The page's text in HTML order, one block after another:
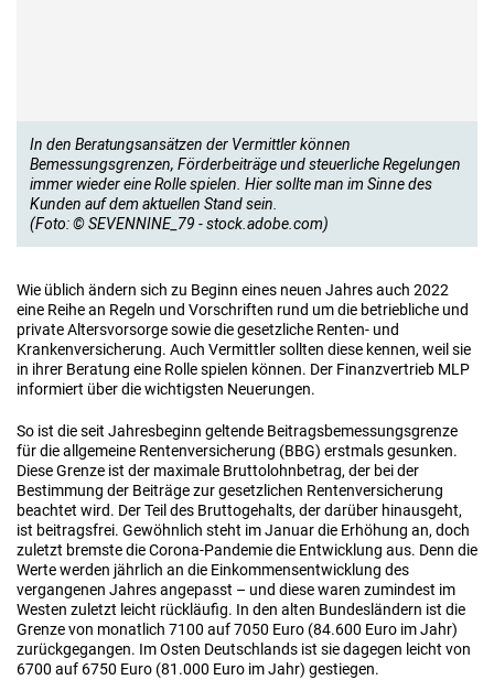
In den Beratungsansätzen der Vermittler können
Bemessungsgrenzen, Förderbeiträge und steuerliche Regelungen
immer wieder eine Rolle spielen. Hier sollte man im Sinne des
Kunden auf dem aktuellen Stand sein.
(Foto: © SEVENNINE_79 - stock.adobe.com)
Wie üblich ändern sich zu Beginn eines neuen Jahres auch 2022
eine Reihe an Regeln und Vorschriften rund um die betriebliche und
private Altersvorsorge sowie die gesetzliche Renten- und
Krankenversicherung. Auch Vermittler sollten diese kennen, weil sie
in ihrer Beratung eine Rolle spielen können. Der Finanzvertrieb MLP
informiert über die wichtigsten Neuerungen.
So ist die seit Jahresbeginn geltende Beitragsbemessungsgrenze
für die allgemeine Rentenversicherung (BBG) erstmals gesunken.
Diese Grenze ist der maximale Bruttolohnbetrag, der bei der
Bestimmung der Beiträge zur gesetzlichen Rentenversicherung
beachtet wird. Der Teil des Bruttogehalts, der darüber hinausgeht,
ist beitragsfrei. Gewöhnlich steht im Januar die Erhöhung an, doch
zuletzt bremste die Corona-Pandemie die Entwicklung aus. Denn die
Werte werden jährlich an die Einkommensentwicklung des
vergangenen Jahres angepasst – und diese waren zumindest im
Westen zuletzt leicht rückläufig. In den alten Bundesländern ist die
Grenze von monatlich 7100 auf 7050 Euro (84.600 Euro im Jahr)
zurückgegangen. Im Osten Deutschlands ist sie dagegen leicht von
6700 auf 6750 Euro (81.000 Euro im Jahr) gestiegen.